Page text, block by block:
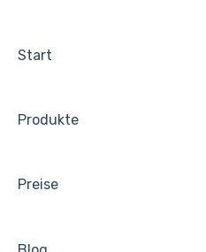
Start
Produkte
Preise